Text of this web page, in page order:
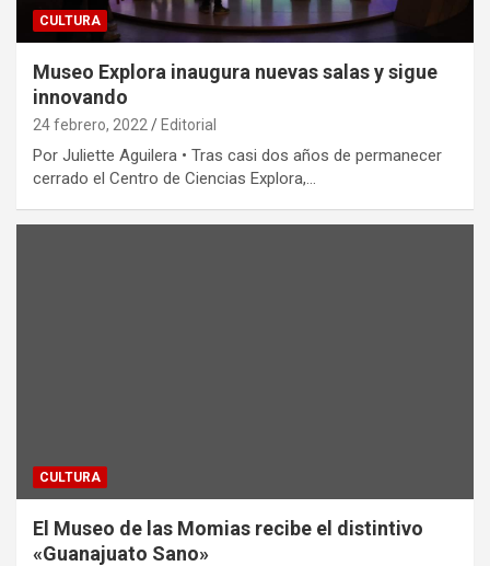
CULTURA
Museo Explora inaugura nuevas salas y sigue
innovando
24 febrero, 2022 Editorial
Por Juliette Aguilera • Tras casi dos años de permanecer
cerrado el Centro de Ciencias Explora,…
CULTURA
El Museo de las Momias recibe el distintivo
«Guanajuato Sano»